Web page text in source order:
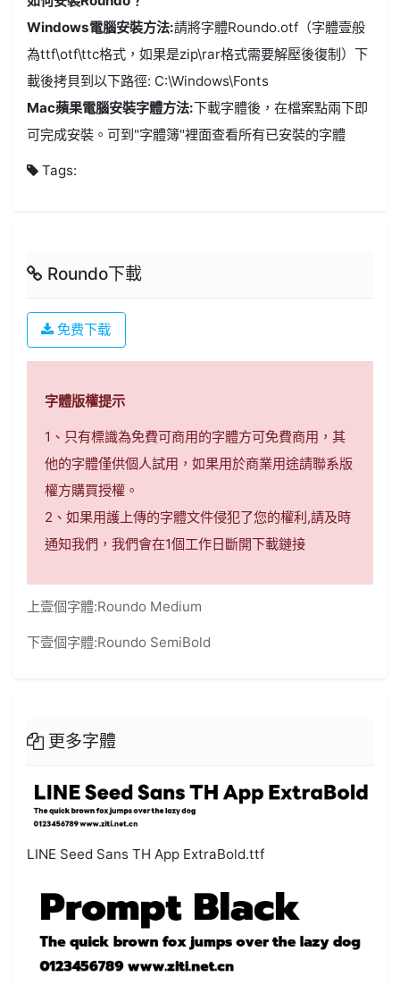
Windows電腦安裝方法:請將字體Roundo.otf（字體壹般
為ttf\otf\ttc格式，如果是zip\rar格式需要解壓後復制）下
載後拷貝到以下路徑: C:\Windows\Fonts
Mac蘋果電腦安裝字體方法:下載字體後，在檔案點兩下即
可完成安裝。可到"字體簿"裡面查看所有已安裝的字體
Tags:
Roundo下載
免费下载
字體版權提示
1、只有標識為免費可商用的字體方可免費商用，其
他的字體僅供個人試用，如果用於商業用途請聯系版
權方購買授權。
2、如果用護上傳的字體文件侵犯了您的權利,請及時
通知我們，我們會在1個工作日斷開下載鏈接
上壹個字體:Roundo Medium
下壹個字體:Roundo SemiBold
更多字體
LINE Seed Sans TH App ExtraBold.ttf